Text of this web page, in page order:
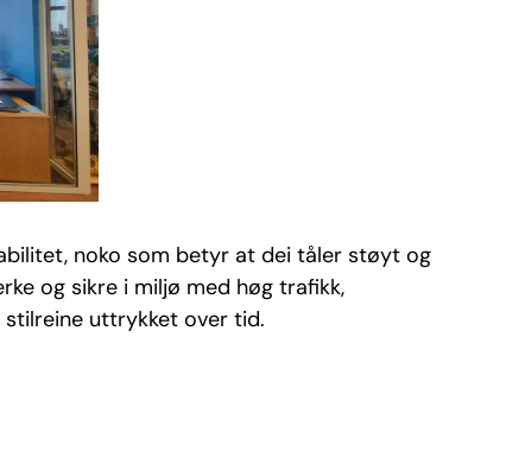
noko som betyr at dei tåler støyt og
og sikre i miljø med høg trafikk,
uttrykket over tid.